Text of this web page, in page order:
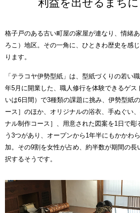
利益を出せるまちに
格子戸のある古い町屋の家屋が連なり、情緒
ろこ）地区。その一角に、ひときわ歴史を感
ります。
「テラコヤ伊勢型紙」は、型紙づくりの若い
年5月に開業した、職人修行を体験できるゲス
いは6日間）で3種類の課題に挑み、伊勢型紙
ース］のほか、オリジナルの浴衣、手ぬぐい
ナル制作コース］、用意された図案を1日で彫
う3つがあり、オープンから1年半にもかかわ
加。その9割を女性が占め、約半数が期間の長
択するそうです。